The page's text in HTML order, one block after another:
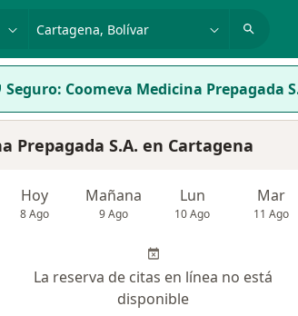
Seguro: Coomeva Medicina Prepagada
Prepagada S.A. en Cartagena
Hoy
8 Ago
Mañana
9 Ago
Lun
10 Ago
Mar
11 Ago
La reserva de citas en línea no está
disponible